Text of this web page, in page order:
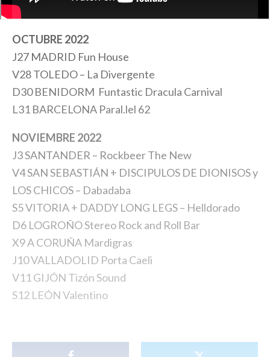
OCTUBRE 2022
J27 MADRID Fun House
V28 TOLEDO – La Divergente
D30 BENIDORM Funtastic Dracula Carnival
L31 BARCELONA Paral.lel 62
NOVIEMBRE 2022
J3 SANTANDER – Rockbeer The New
V4 SAN SEBASTIÁN + DISCIPULOS DE DIONISOS y
LOS CHICOS – Dabadaba
S5 VITORIA + DADDY LONG LEGS – Helldorado
D6 LOGROÑO Stereo Rock and Roll Bar
X9 A CORUÑA Mardigras
J10 VALLADOLID Porta Caeli
V11 GIJÓN Tizón Sound
S12 LEÓN Valentino